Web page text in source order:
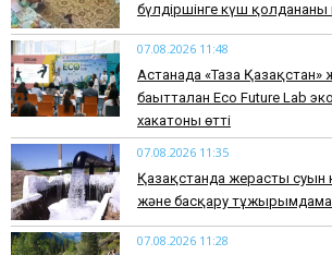
бүлдіршінге күш қолданғаны
07.08.2026 11:48
Астанада «Таза Қазақстан»
бағытталған Eco Future Lab
хакатоны өтті
07.08.2026 11:35
Қазақстанда жерасты суын
және басқару
07.08.2026 11:28